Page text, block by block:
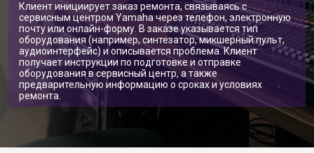
Клиент инициирует заказ ремонта, связываясь с
сервисным центром Yamaha через телефон, электронную
почту или онлайн-форму. В заказе указывается тип
оборудования (например, синтезатор, микшерный пульт,
аудиоинтерфейс) и описывается проблема. Клиент
получает инструкции по подготовке и отправке
оборудования в сервисный центр, а также
предварительную информацию о сроках и условиях
ремонта.